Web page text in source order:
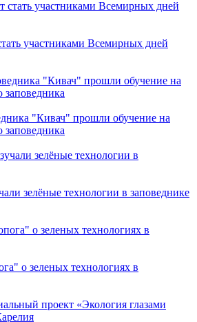
участниками Всемирных дней
"Кивач" прошли обучение на
зелёные технологии в заповеднике
о зеленых технологиях в